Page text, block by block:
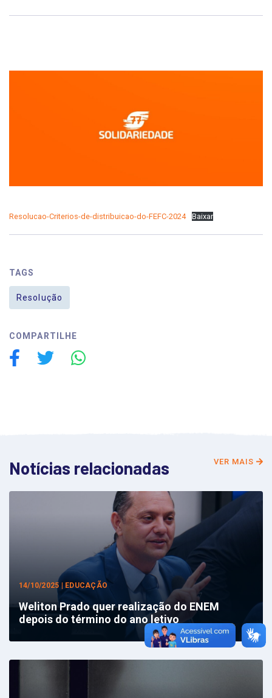
Resolucao-Criterios-de-distribuicao-do-FEFC-2024 Baixar
TAGS
Resolução
COMPARTILHE
Notícias relacionadas VER MAIS
14/10/2025 | EDUCAÇÃO
Weliton Prado quer realização do ENEM
depois do término do ano letivo